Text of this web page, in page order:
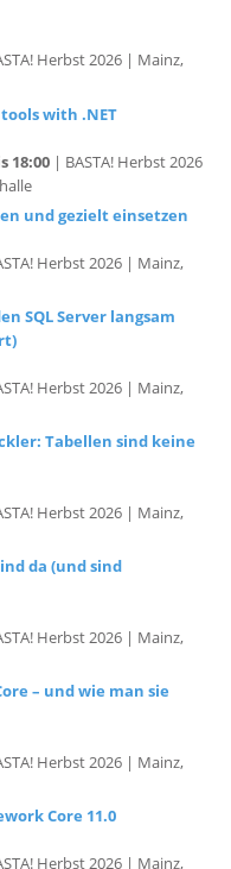
with .NET
18:00| BASTA! Herbst 2026
und gezielt einsetzen
Herbst 2026 | Mainz,
SQL Server langsam
Herbst 2026 | Mainz,
Tabellen sind keine
da (und sind
Herbst 2026 | Mainz,
– und wie man sie
Core 11.0
Herbst 2026 | Mainz,